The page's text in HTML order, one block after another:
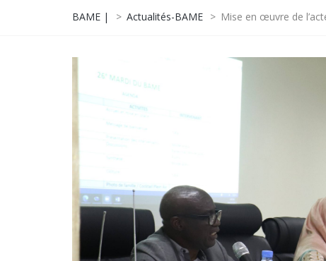
BAME | > Actualités-BAME > Mise en œuvre de